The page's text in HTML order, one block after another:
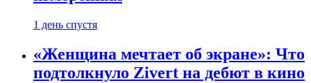
1 день спустя
«Женщина мечтает об экране»: Что
подтолкнуло Zivert на дебют в кино